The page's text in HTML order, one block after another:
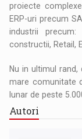
proiecte
ERP-uri precum
industrii precum:
constructii, Retail,
Nu in ultimul
mare comunitate
lunar de peste
Autori